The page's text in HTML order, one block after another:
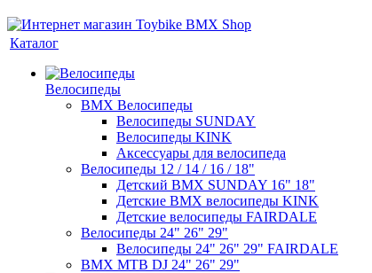
Каталог
Велосипеды
BMX Велосипеды
Велосипеды SUNDAY
Велосипеды KINK
Аксессуары для велосипеда
Велосипеды 12 / 14 / 16 / 18"
Детский BMX SUNDAY 16" 18"
Детские BMX велосипеды KINK
Детские велосипеды FAIRDALE
Велосипеды 24" 26" 29"
Велосипеды 24" 26" 29" FAIRDALE
BMX MTB DJ 24" 26" 29"